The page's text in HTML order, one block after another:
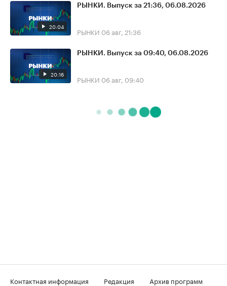
20:04
РЫНКИ. Выпуск за 21:36, 06.08.2026
РЫНКИ 06 авг, 21:36
20:16
РЫНКИ. Выпуск за 09:40, 06.08.2026
РЫНКИ 06 авг, 09:40
Контактная информация Редакция
Архив программ